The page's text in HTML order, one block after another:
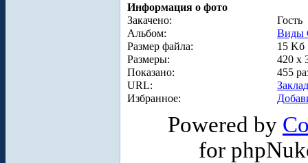
Информация о фото
Закачено:
Гость
Альбом:
Виды
Размер файла:
15 Kб
Размеры:
420 x
Показано:
455
URL:
Избранное:
Powered by
for